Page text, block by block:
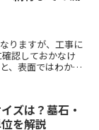
りますが、工事に
認しておかなけ
、表面ではわから
ズは？墓石・
を解説